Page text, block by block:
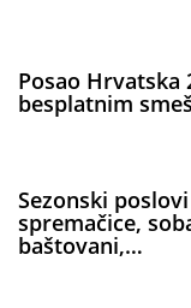
Posao Hrvatska
besplatnim
Sezonski
spremačice,
baštovani,…